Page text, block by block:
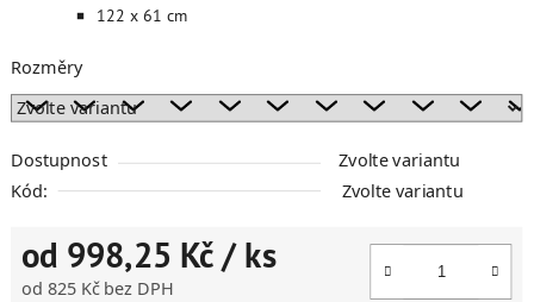
122 x 61 cm
Rozměry
Dostupnost
Zvolte variantu
Kód:
Zvolte variantu
od 998,25 Kč/ ks
od 825 Kčbez DPH